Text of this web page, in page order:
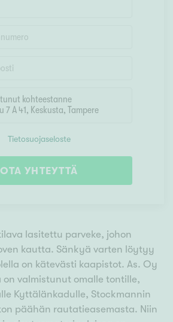
Tietosuojaseloste
OTA YHTEYTTÄ
lasitettu parveke, johon
kautta. Sänkyä varten löytyy
on kätevästi kaapistot. As. Oy
on valmistunut omalle tontille,
Kyttälänkadulle, Stockmannin
päähän rautatieasemasta. Niin